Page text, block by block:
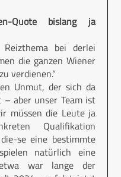
Quote bislang ja
bei derlei
die ganzen Wiener
verdienen.“
Unmut, der sich da
aber unser Team ist
müssen die Leute ja
Qualifikation
se eine bestimmte
natürlich eine
war lange der